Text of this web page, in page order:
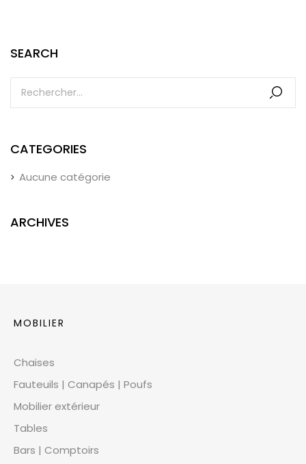
SEARCH
CATEGORIES
Aucune catégorie
ARCHIVES
MOBILIER
Chaises
Fauteuils | Canapés | Poufs
Mobilier extérieur
Tables
Bars | Comptoirs